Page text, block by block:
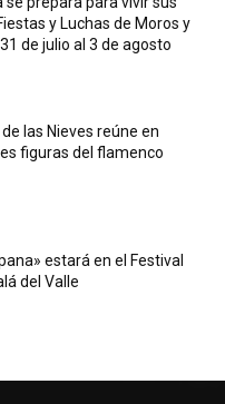
y Luchas de Moros y
de julio al 3 de agosto
de las Nieves reúne en
figuras del flamenco
estará en el Festival
del Valle